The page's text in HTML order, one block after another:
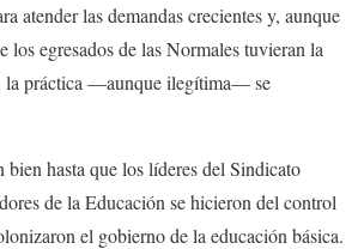
atender las demandas crecientes y, aunque
los egresados de las Normales tuvieran la
la práctica —aunque ilegítima— se
bien hasta que los líderes del Sindicato
de la Educación se hicieron del control
el gobierno de la educación básica.